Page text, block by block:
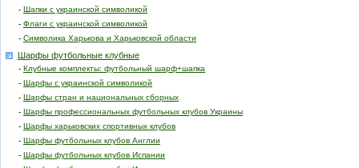
- Шапки с украинской символикой
- Флаги с украинской символикой
- Символика Харькова и Харьковской области
Шарфы футбольные клубные
- Клубные комплекты: футбольный шарф+шапка
- Шарфы с украинской символикой
- Шарфы стран и национальных сборных
- Шарфы профессиональных футбольных клубов Украины
- Шарфы харьковских спортивных клубов
- Шарфы футбольных клубов Англии
- Шарфы футбольных клубов Испании